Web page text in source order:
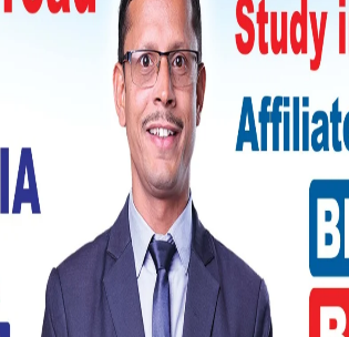
वैयक्तिक र जैविक विवरण
शपथ लिएको तेस्रो दिनमै कार्यविधि
मा ठेक्का, १३ मा मन्त्रालयबाट